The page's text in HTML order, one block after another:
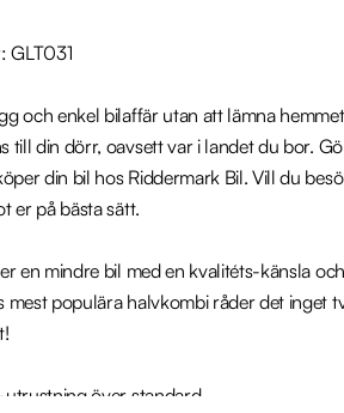
GLT031
och enkel bilaffär utan att lämna
till din dörr, oavsett var i landet du bor.
din bil hos Riddermark Bil. Vill du
er på bästa sätt.
en mindre bil med en kvalitéts-känsla
mest populära halvkombi råder det inget
över standard -